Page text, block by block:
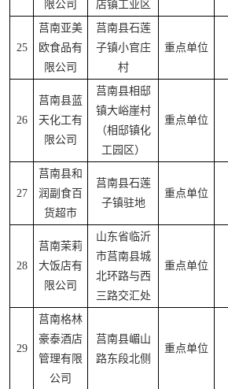
限公司
店镇工业区
25
莒南亚美
欧食品有
限公司
莒南县石莲
子镇小官庄
村
重点单位
26
莒南县蓝
天化工有
限公司
莒南县相邸
镇大峪崖村
（相邸镇化
工园区）
重点单位
27
莒南县和
润副食百
货超市
莒南县石莲
子镇驻地
重点单位
28
莒南茉莉
大饭店有
限公司
山东省临沂
市莒南县城
北环路与西
三路交汇处
重点单位
29
莒南格林
豪泰酒店
管理有限
公司
莒南县嵋山
路东段北侧
重点单位